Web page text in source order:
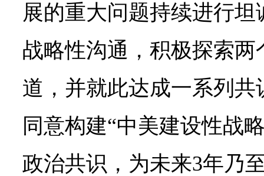
展的重大问题持续进行
战略性沟通，积极探索
道，并就此达成一系列
同意构建“中美建设性战
政治共识，为未来3年乃